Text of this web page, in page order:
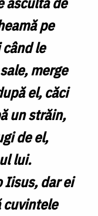
pe
le
merge
el, căci
un străin,
de el,
lui.
Iisus, dar ei
cuvintele